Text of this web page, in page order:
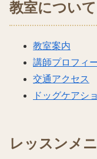
教室について
教室案内
講師プロフィ
交通アクセス
ドッグケアシ
レッスンメ